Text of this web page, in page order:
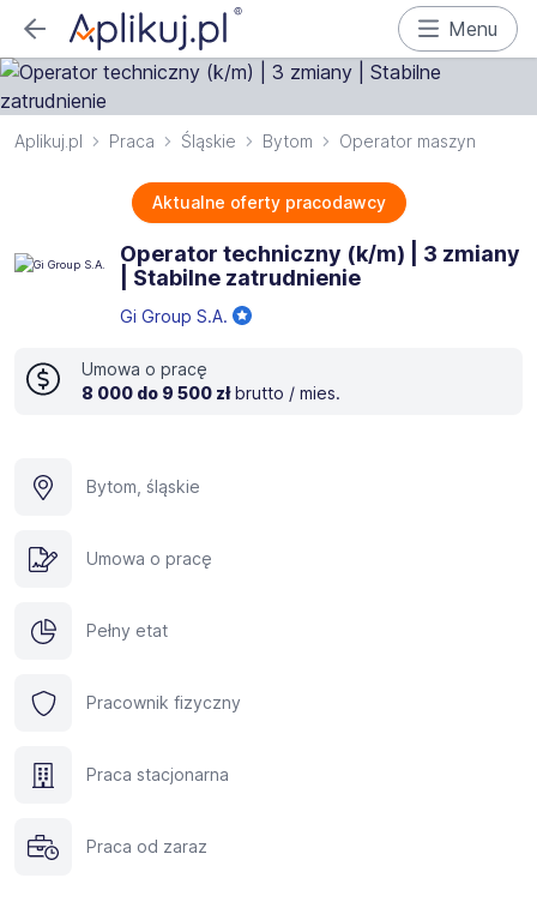
Menu
Aplikuj.pl Praca Śląskie Bytom Operator maszyn
Aktualne oferty pracodawcy
Operator techniczny (k/m) | 3 zmiany
| Stabilne zatrudnienie
Gi Group S.A.
Umowa o pracę
8 000 do 9 500 zł brutto / mies.
Bytom, śląskie
Umowa o pracę
Pełny etat
Pracownik fizyczny
Praca stacjonarna
Praca od zaraz